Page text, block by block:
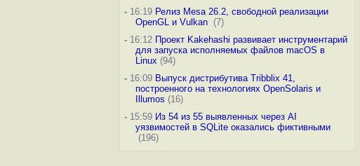
-16:19 Релиз Mesa 26.2, свободной реализации
OpenGL и Vulkan (7)
-16:12 Проект Kakehashi развивает инструментарий
для запуска исполняемых файлов macOS в
Linux (94)
-16:09 Выпуск дистрибутива Tribblix 41,
построенного на технологиях OpenSolaris и
Illumos (16)
-15:59 Из 54 из 55 выявленных через AI
уязвимостей в SQLite оказались фиктивными
(196)